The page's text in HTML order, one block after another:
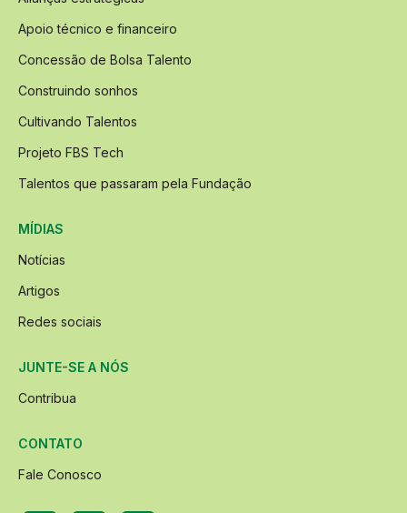
Apoio técnico e financeiro
Concessão de Bolsa Talento
Construindo sonhos
Cultivando Talentos
Projeto FBS Tech
Talentos que passaram pela Fundação
MÍDIAS
Notícias
Artigos
Redes sociais
JUNTE-SE A NÓS
Contribua
CONTATO
Fale Conosco